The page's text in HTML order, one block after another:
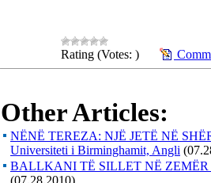
Rating (Votes: )
Other Articles:
NËNË TEREZA: NJË JETË NË
Universiteti i Birminghamit, Angli
BALLKANI TË SILLET NË ZEMËR
(07.28.2010)